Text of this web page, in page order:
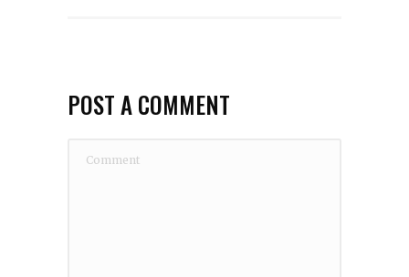
POST A COMMENT